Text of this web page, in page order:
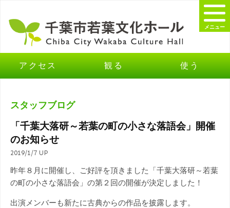
アクセス 観る 使う
メニュー
スタッフブログ
「千葉大落研～若葉の町の小さな落語会」開催
のお知らせ
2019/1/7 UP
昨年８月に開催し、ご好評を頂きました「千葉大落研～若葉
の町の小さな落語会」の第２回の開催が決定しました！
出演メンバーも新たに古典からの作品を披露します。